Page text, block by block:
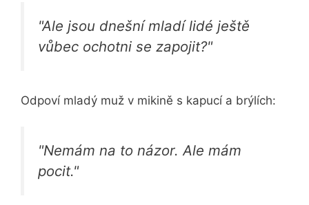
"Ale jsou dnešní mladí lidé ještě
vůbec ochotni se zapojit?"
Odpoví mladý muž v mikině s kapucí a brýlích:
"Nemám na to názor. Ale mám
pocit."